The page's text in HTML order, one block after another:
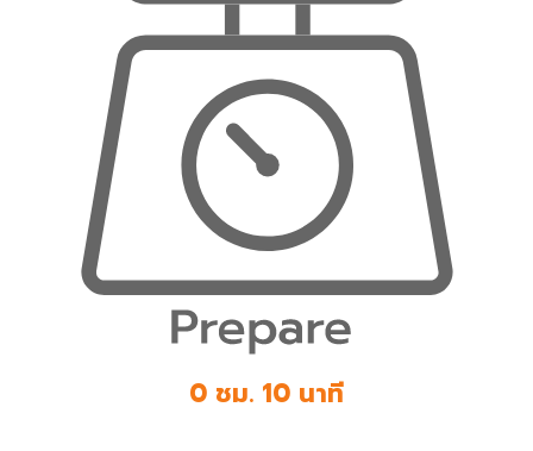
0 ชม. 10 นาที